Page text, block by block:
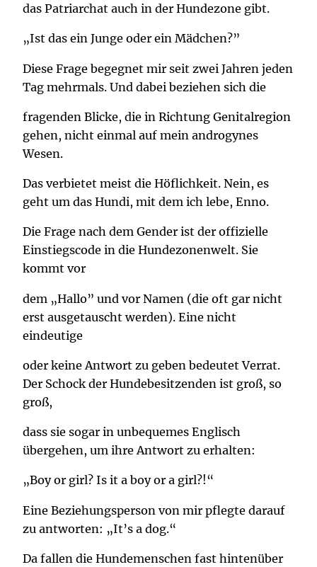
das Patriarchat auch in der Hundezone gibt.
„Ist das ein Junge oder ein Mädchen?”
Diese Frage begegnet mir seit zwei Jahren jeden
Tag mehrmals. Und dabei beziehen sich die
fragenden Blicke, die in Richtung Genitalregion
gehen, nicht einmal auf mein androgynes
Wesen.
Das verbietet meist die Höflichkeit. Nein, es
geht um das Hundi, mit dem ich lebe, Enno.
Die Frage nach dem Gender ist der offizielle
Einstiegscode in die Hundezonenwelt. Sie
kommt vor
dem „Hallo” und vor Namen (die oft gar nicht
erst ausgetauscht werden). Eine nicht
eindeutige
oder keine Antwort zu geben bedeutet Verrat.
Der Schock der Hundebesitzenden ist groß, so
groß,
dass sie sogar in unbequemes Englisch
übergehen, um ihre Antwort zu erhalten:
„Boy or girl? Is it a boy or a girl?!“
Eine Beziehungsperson von mir pflegte darauf
zu antworten: „It’s a dog.“
Da fallen die Hundemenschen fast hintenüber